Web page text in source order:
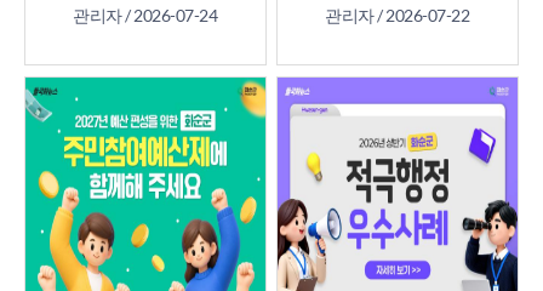
관리자 /2026-07-24
안내>
관리자 /2026-07-22